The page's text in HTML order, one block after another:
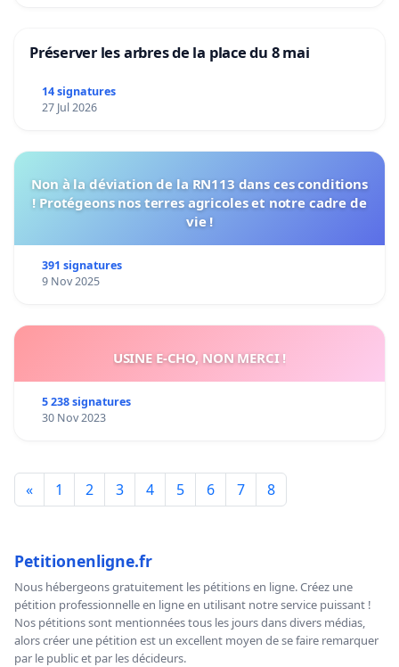
Préserver les arbres de la place du 8 mai
14 signatures
27 Jul 2026
Non à la déviation de la RN113 dans ces conditions
! Protégeons nos terres agricoles et notre cadre de
vie !
391 signatures
9 Nov 2025
USINE E-CHO, NON MERCI !
5 238 signatures
30 Nov 2023
« 1 2 3 4 5 6 7 8
Petitionenligne.fr
Nous hébergeons gratuitement les pétitions en ligne. Créez une
pétition professionnelle en ligne en utilisant notre service puissant !
Nos pétitions sont mentionnées tous les jours dans divers médias,
alors créer une pétition est un excellent moyen de se faire remarquer
par le public et par les décideurs.